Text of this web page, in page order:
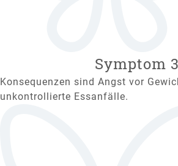
Symptom 3
Konsequenzen sind Angst vor
unkontrollierte Essanfälle.